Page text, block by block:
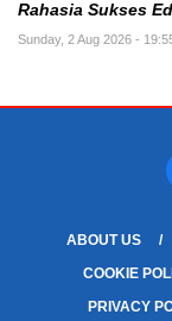
Rahasia Sukses
Sunday, 2 Aug 2026 -
ABOUT US
COOKIE
PRIVACY